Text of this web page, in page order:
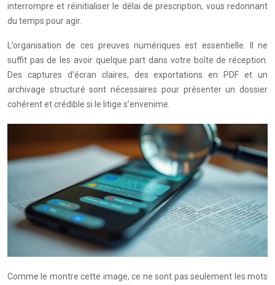
interrompre et réinitialiser le délai de prescription, vous redonnant
du temps pour agir.
L’organisation de ces preuves numériques est essentielle. Il ne
suffit pas de les avoir quelque part dans votre boîte de réception.
Des captures d’écran claires, des exportations en PDF et un
archivage structuré sont nécessaires pour présenter un dossier
cohérent et crédible si le litige s’envenime.
Comme le montre cette image, ce ne sont pas seulement les mots